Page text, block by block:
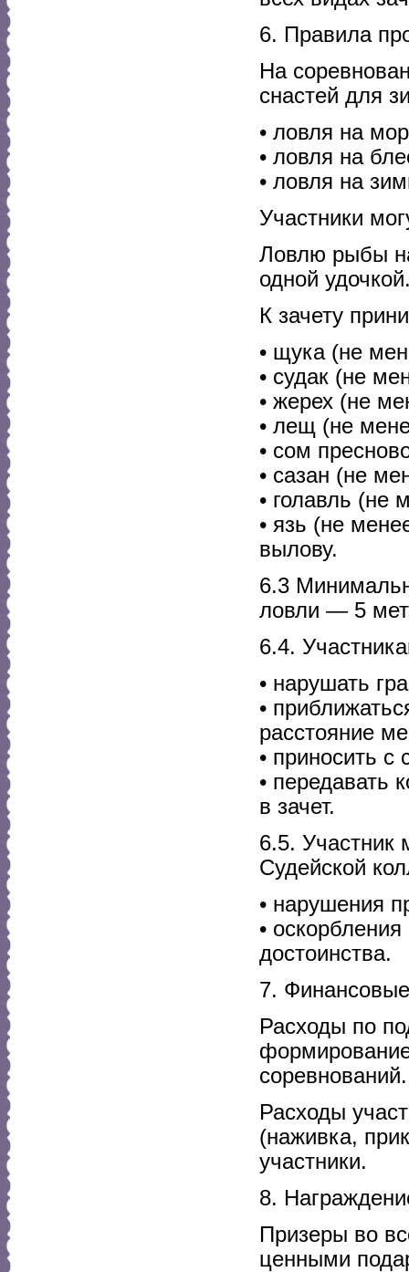
6. Правила
На
снастей для
• ловля на
• ловля на
• ловля на
Участники
Ловлю рыбы
одной
К зачету
• щука (не
• судак (не
• жерех (не
• лещ (не
• сом
• сазан (не
• голавль (не
• язь (не
вылову.
6.3
ловли — 5
6.4.
• нарушать
•
расстояние
• приносить
• передавать
в зачет.
6.5.
Судейской
• нарушения
•
достоинства.
7.
Расходы по
соревнований.
Расходы
(наживка,
участники.
8.
Призеры во
ценными